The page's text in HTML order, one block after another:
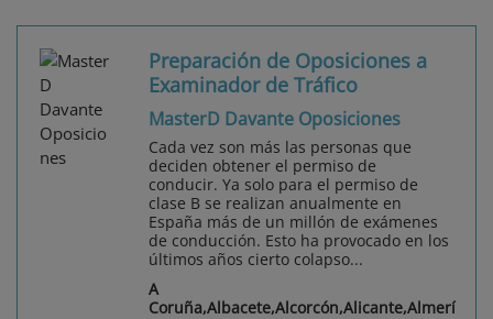
Preparación de Oposiciones a
Examinador de Tráfico
MasterD Davante Oposiciones
Cada vez son más las personas que
deciden obtener el permiso de
conducir. Ya solo para el permiso de
clase B se realizan anualmente en
España más de un millón de exámenes
de conducción. Esto ha provocado en los
últimos años cierto colapso...
A
Coruña,Albacete,Alcorcón,Alicante,Almerí